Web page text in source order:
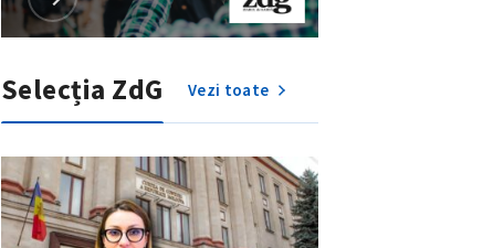
Selecția ZdG Vezi toate